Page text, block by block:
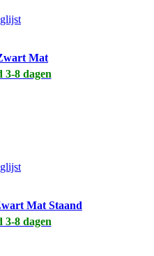
Mat
8 dagen
Mat Staand
8 dagen